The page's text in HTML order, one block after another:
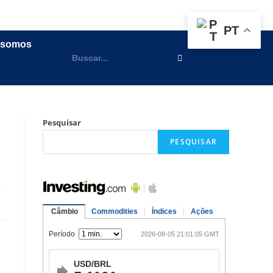
Pesquisar
PESQUISAR
PT